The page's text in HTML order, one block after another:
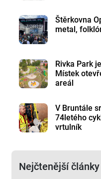
Štěrkovna
metal,
Rivka Park
Místek
areál
V Bruntále
74letého
vrtulník
Nejčtenější články